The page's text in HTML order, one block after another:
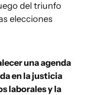
del triunfo
elecciones
una agenda
en la justicia
laborales y la